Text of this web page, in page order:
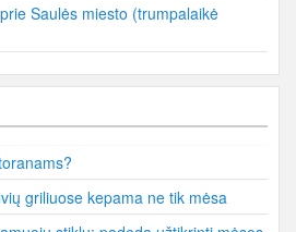
Saulės miesto (trumpalaikė
griliuose kepama ne tik mėsa